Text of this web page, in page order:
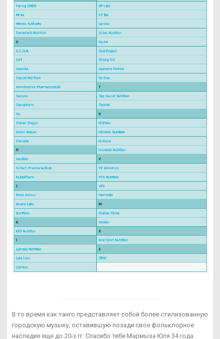
В то время как танго представляет собой более стилизованную
городскую музыку, оставившую позади свое фольклорное
наследие еще до 20-х гг. Спасибо тебе Мармыза Юля 34 года